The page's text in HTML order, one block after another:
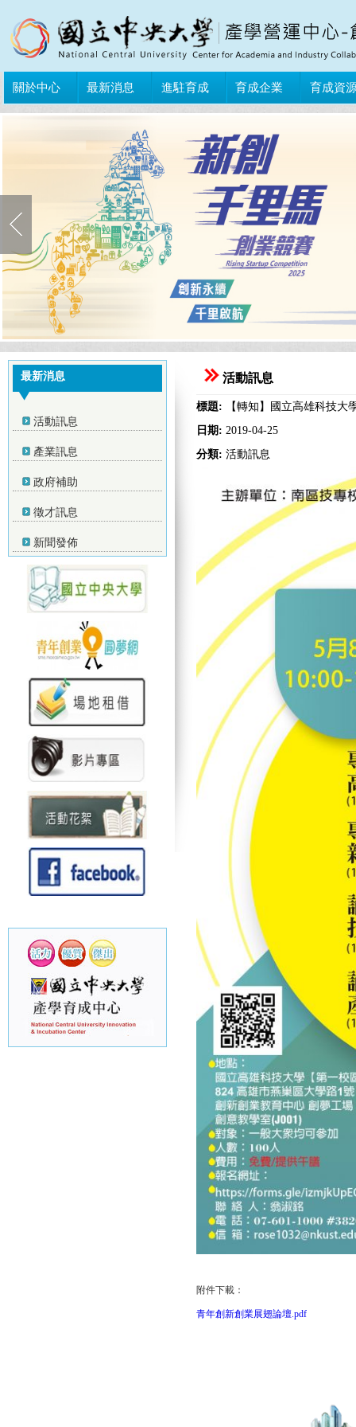
關於中心 最新消息 進駐育成 育成企業 育成資
最新消息
活動訊息
產業訊息
政府補助
徵才訊息
新聞發佈
活動訊息
標題: 【轉知】國立高雄科技大
日期: 2019-04-25
分類: 活動訊息
附件下載：
青年創新創業展翅論壇.pdf